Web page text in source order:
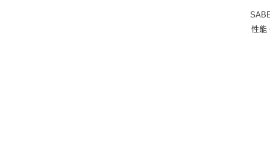
性能